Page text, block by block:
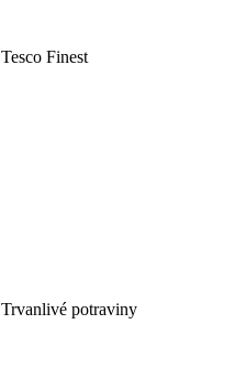
Tesco Finest
Trvanlivé potraviny